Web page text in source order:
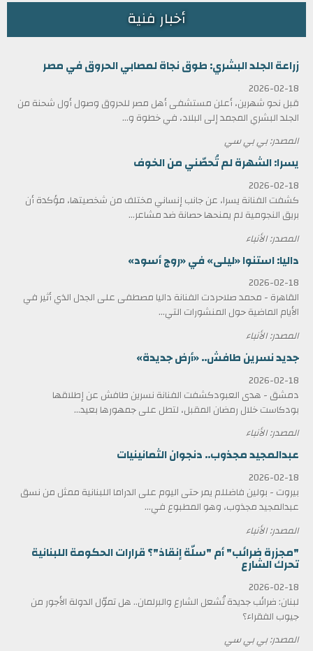
أخبار فنية
زراعة الجلد البشري: طوق نجاة لمصابي الحروق في مصر
2026-02-18
قبل نحو شهرين، أعلن مستشفى أهل مصر للحروق وصول أول شحنة من
الجلد البشري المجمد إلى البلاد، في خطوة و...
المصدر: بي بي سي
يسرا: الشهرة لم تُحصّني من الخوف
2026-02-18
كشفت الفنانة يسرا، عن جانب إنساني مختلف من شخصيتها، مؤكدة أن
بريق النجومية لم يمنحها حصانة ضد مشاعر...
المصدر: الأنباء
داليا: استنوا «ليلى» في «روج أسود»
2026-02-18
القاهرة - محمد صلاحردت الفنانة داليا مصطفى على الجدل الذي أثير في
الأيام الماضية حول المنشورات التي...
المصدر: الأنباء
جديد نسرين طافش.. «أرض جديدة»
2026-02-18
دمشق - هدى العبودكشفت الفنانة نسرين طافش عن إطلاقها
بودكاست خلال رمضان المقبل، لتطل على جمهورها بعيد...
المصدر: الأنباء
عبدالمجيد مجذوب.. دنجوان الثمانينيات
2026-02-18
بيروت - بولين فاضللم يمر حتى اليوم على الدراما اللبنانية ممثل من نسق
عبدالمجيد مجذوب، وهو المطبوع في...
المصدر: الأنباء
"مجزرة ضرائب" أم "سلّة إنقاذ"؟ قرارات الحكومة اللبنانية
تحرك الشارع
2026-02-18
لبنان: ضرائب جديدة تُشعل الشارع والبرلمان.. هل تموّل الدولة الأجور من
جيوب الفقراء؟
المصدر: بي بي سي